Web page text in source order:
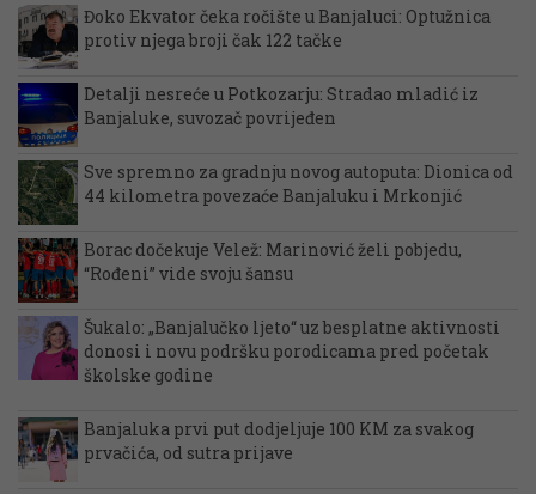
Đoko Ekvator čeka ročište u Banjaluci: Optužnica
protiv njega broji čak 122 tačke
Detalji nesreće u Potkozarju: Stradao mladić iz
Banjaluke, suvozač povrijeđen
Sve spremno za gradnju novog autoputa: Dionica od
44 kilometra povezaće Banjaluku i Mrkonjić
Borac dočekuje Velež: Marinović želi pobjedu,
“Rođeni” vide svoju šansu
Šukalo: „Banjalučko ljeto“ uz besplatne aktivnosti
donosi i novu podršku porodicama pred početak
školske godine
Banjaluka prvi put dodjeljuje 100 KM za svakog
prvačića, od sutra prijave